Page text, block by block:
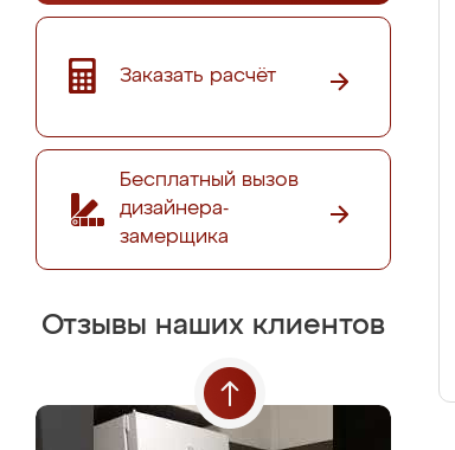
Заказать расчёт
Бесплатный вызов
дизайнера-
замерщика
Отзывы наших клиентов